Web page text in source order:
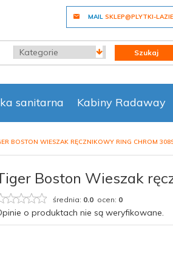
MAIL SKLEP@PLYTKI-
categories_searcher Szukaj
sanitarna Kabiny Radaway
BOSTON WIESZAK RĘCZNIKOWY RING CHROM
Boston Wieszak
średnia: 0.0 ocen: 0
o produktach nie są weryfikowane.